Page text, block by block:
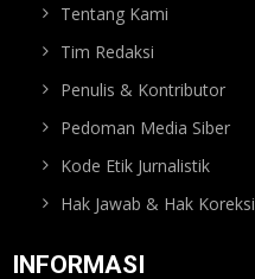
Tentang Kami
Tim Redaksi
Penulis & Kontributor
Pedoman Media Siber
Kode Etik Jurnalistik
Hak Jawab & Hak Koreksi
INFORMASI